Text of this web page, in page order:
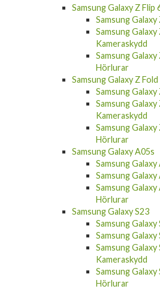
Samsung Galaxy Z Flip
Samsung Galaxy
Samsung
Kameraskydd
Samsung
Hörlurar
Samsung Galaxy Z Fold
Samsung Galaxy
Samsung
Kameraskydd
Samsung
Hörlurar
Samsung Galaxy A05s
Samsung
Samsung Galaxy
Samsung
Hörlurar
Samsung Galaxy S23
Samsung Galaxy
Samsung Galaxy
Samsung
Kameraskydd
Samsung
Hörlurar